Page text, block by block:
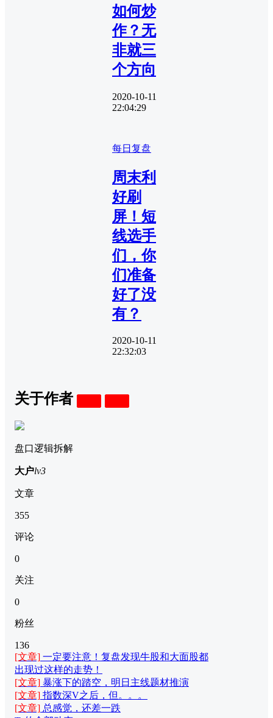
如何炒
作？无
非就三
个方向
2020-10-11
22:04:29
每日复盘
周末利
好刷
屏！短
线选手
们，你
们准备
好了没
有？
2020-10-11
22:32:03
关于作者
盘口逻辑拆解
大户lv3
文章
355
评论
0
关注
0
粉丝
136
[文章] 一定要注意！复盘发现牛股和大面股都
出现过这样的走势！
[文章] 暴涨下的踏空，明日主线题材推演
[文章] 指数深V之后，但。。。
[文章] 总感觉，还差一跌